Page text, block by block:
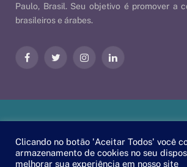
Paulo, Brasil. Seu objetivo é promover a
brasileiros e árabes.
FacebookTwitter InstagramLinkedIn
Árabe | ByEscaEsco.
Clicando no botão 'Aceitar Todos' você
armazenamento de cookies no seu
melhorar sua experiência em nosso site